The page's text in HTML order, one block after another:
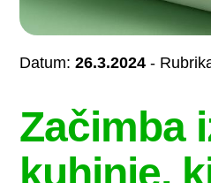
Datum:26.3.2024 -
Začimba
kuhinje,